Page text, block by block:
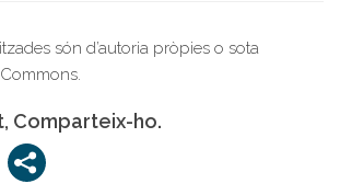
són d’autoria pròpies o sota
Comparteix-ho.